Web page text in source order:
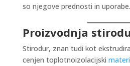
so njegove prednosti in uporabe.
Proizvodnja
Stirodur, znan tudi kot
cenjen toplotnoizolacijski